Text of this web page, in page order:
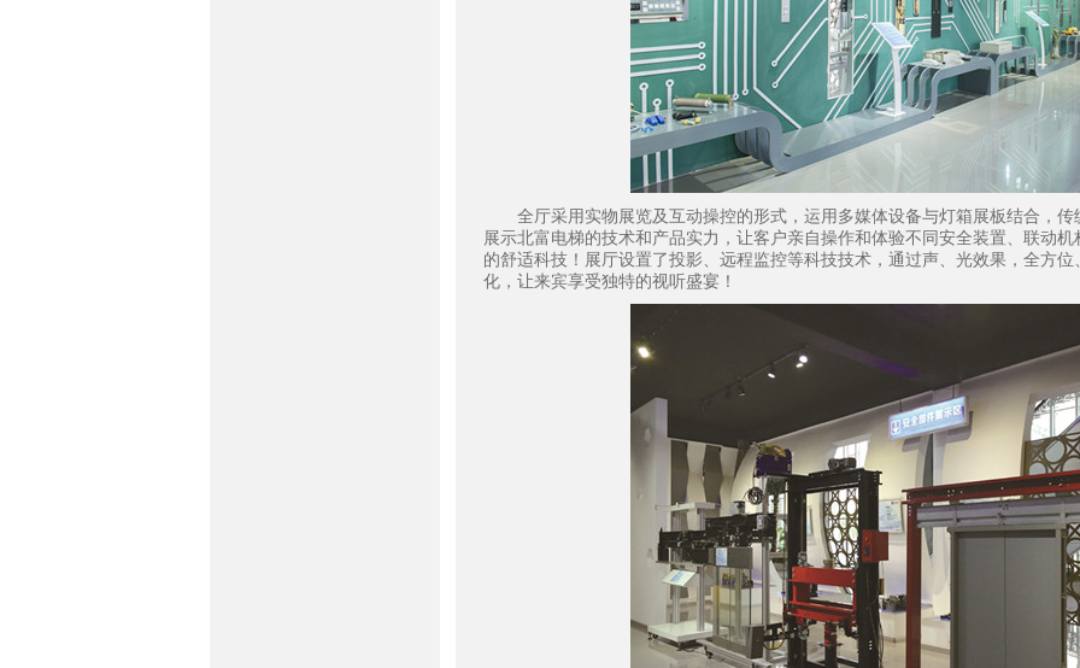
全厅采用实物展览及互动操控的形式，运用多媒体设备与灯箱展板结合，传
展示北富电梯的技术和产品实力，让客户亲自操作和体验不同安全装置、联动
的舒适科技！展厅设置了投影、远程监控等科技技术，通过声、光效果，全方
化，让来宾享受独特的视听盛宴！